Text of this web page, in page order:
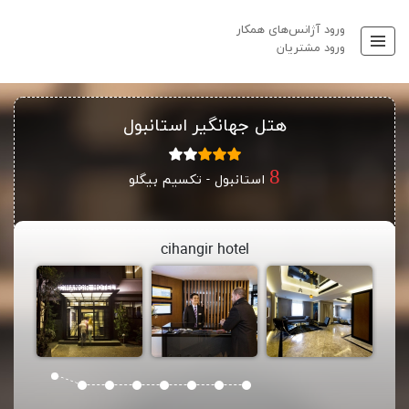
ورود آژانس‌های همکار
ورود مشتریان
هتل جهانگیر استانبول
استانبول - تکسیم بیگلو
cihangir hotel